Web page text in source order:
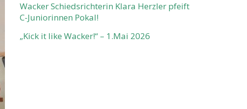
Wacker Schiedsrichterin Klara Herzler pfeift
C-Juniorinnen Pokal!
„Kick it like Wacker!“ – 1.Mai 2026